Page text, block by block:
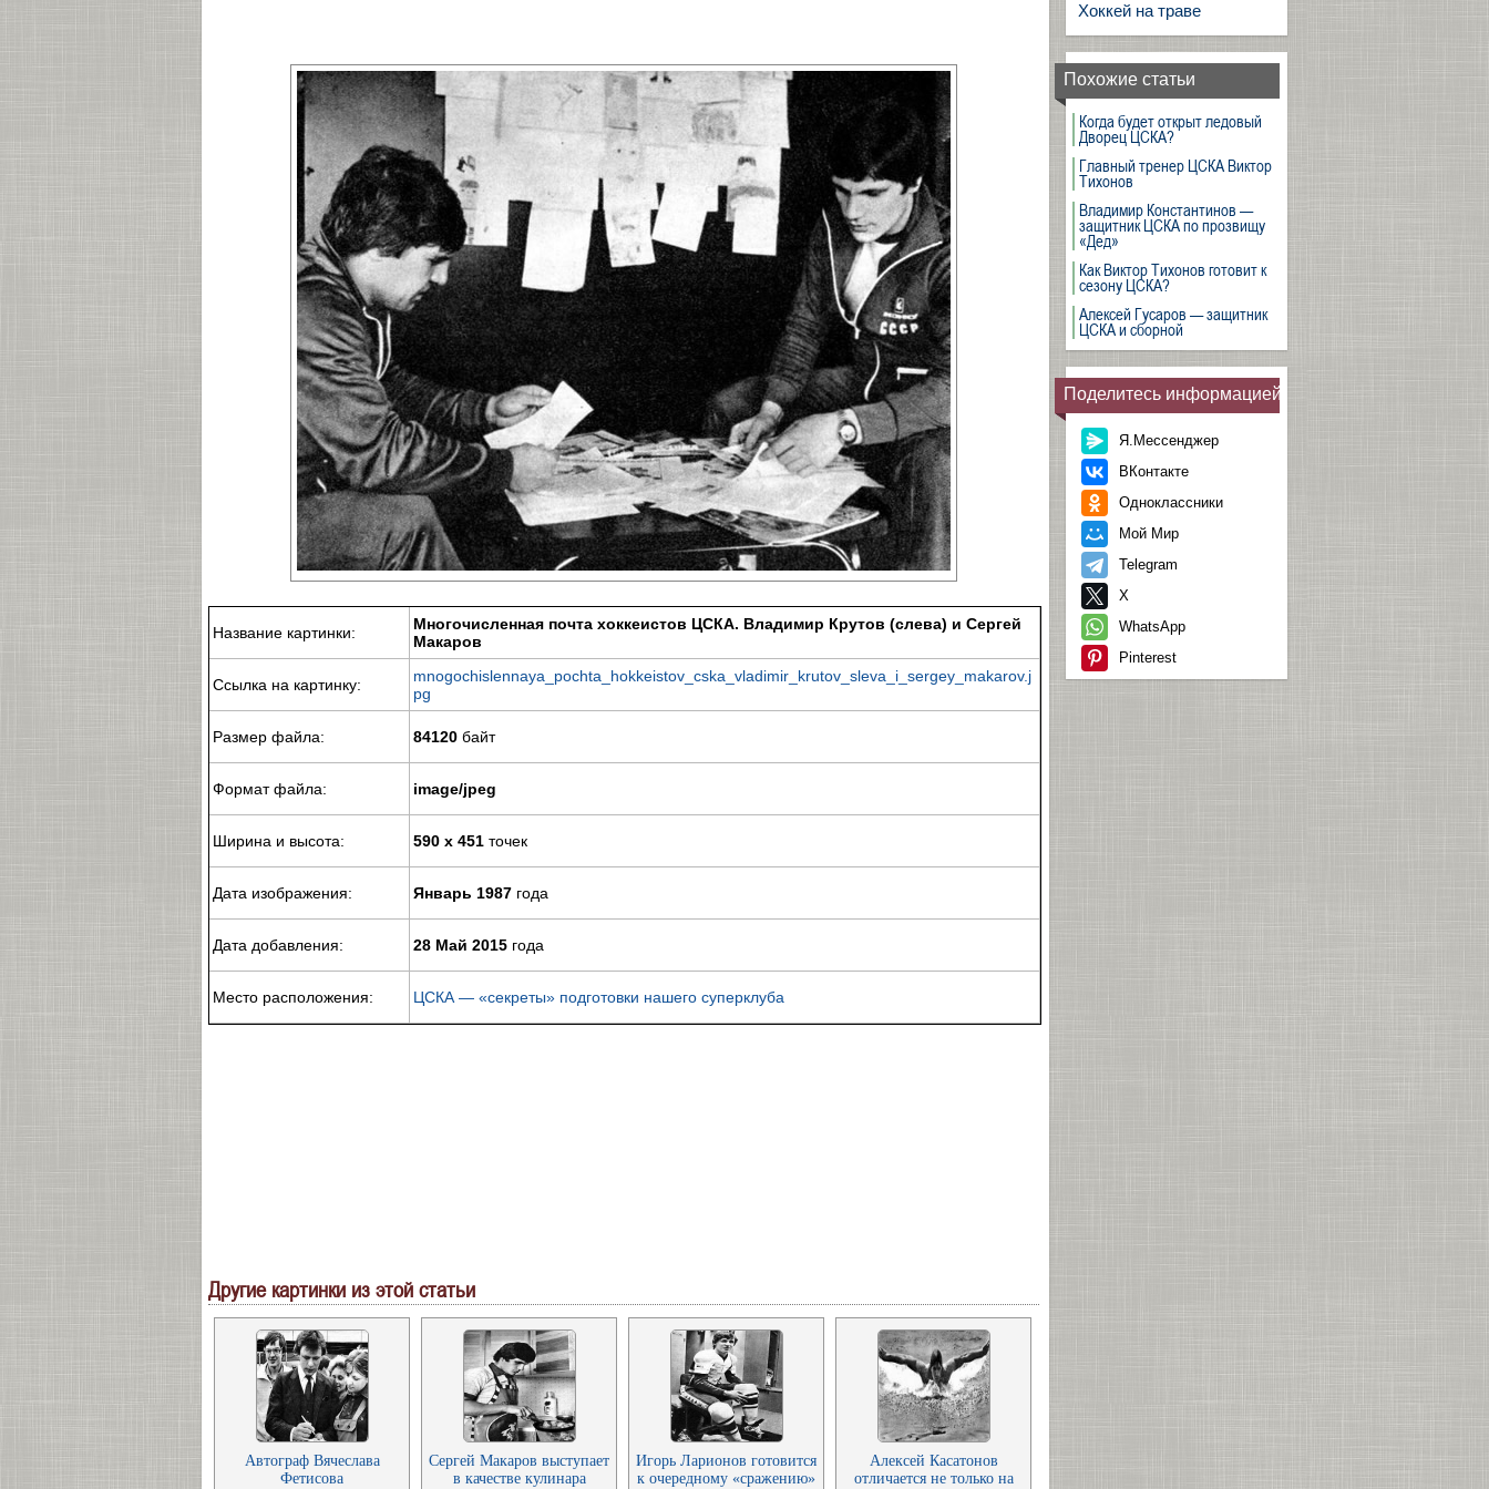
Название картинки:
Многочисленная почта хоккеистов ЦСКА. Владимир Крутов (слева) и Сергей
Макаров
Ссылка на картинку:
mnogochislennaya_pochta_hokkeistov_cska_vladimir_krutov_sleva_i_sergey_makarov.j
pg
Размер файла: 84120 байт
Формат файла: image/jpeg
Ширина и высота: 590 x 451 точек
Дата изображения: Январь 1987 года
Дата добавления: 28 Май 2015 года
Место расположения: ЦСКА — «секреты» подготовки нашего суперклуба
Другие картинки из этой статьи
Автограф Вячеслава
Фетисова
Сергей Макаров выступает
в качестве кулинара
Игорь Ларионов готовится
к очередному «сражению»
Алексей Касатонов
отличается не только на
Хоккей на траве
Похожие статьи
Когда будет открыт ледовый
Дворец ЦСКА?
Главный тренер ЦСКА Виктор
Тихонов
Владимир Константинов —
защитник ЦСКА по прозвищу
«Дед»
Как Виктор Тихонов готовит к
сезону ЦСКА?
Алексей Гусаров — защитник
ЦСКА и сборной
Поделитесь информацией
Я.Мессенджер
ВКонтакте
Одноклассники
Мой Мир
Telegram
X
WhatsApp
Pinterest